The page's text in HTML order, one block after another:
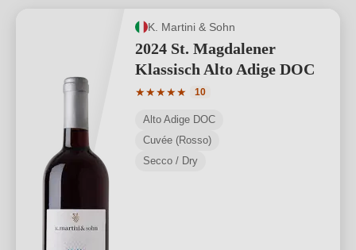
K. Martini & Sohn
2024 St. Magdalener
Klassisch Alto Adige DOC
★★★★★
Valutazione media di 5 su 5 stelle
10
Alto Adige DOC
Cuvée (Rosso)
Secco / Dry